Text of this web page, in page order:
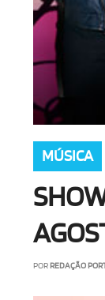
MÚSICA
POR REDAÇÃO